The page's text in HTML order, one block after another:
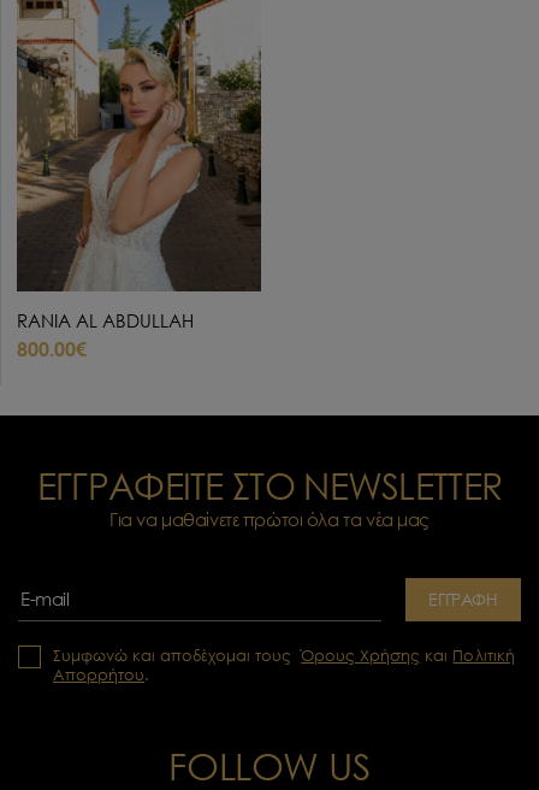
RANIA AL ABDULLAH
800.00€
ΕΓΓΡΑΦΕΙΤΕ ΣΤΟ NEWSLETTER
Για να μαθαίνετε πρώτοι όλα τα νέα μας
ΕΓΓΡΑΦΗ
Συμφωνώ και αποδέχομαι τουςΌρους Χρήσης και Πολιτική
Απορρήτου.
FOLLOW US